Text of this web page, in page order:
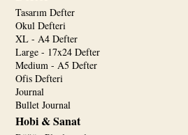
Tasarım Defter
Okul Defteri
XL - A4 Defter
Large - 17x24 Defter
Medium - A5 Defter
Ofis Defteri
Journal
Bullet Journal
Hobi & Sanat